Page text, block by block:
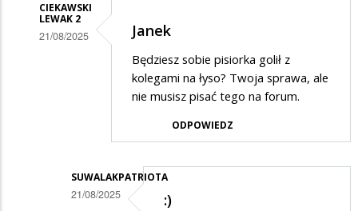
CIEKAWSKI
LEWAK 2
21/08/2025 Janek
Będziesz sobie pisiorka golił z
kolegami na łyso? Twoja sprawa, ale
nie musisz pisać tego na forum.
ODPOWIEDZ
SUWALAKPATRIOTA
21/08/2025 :)